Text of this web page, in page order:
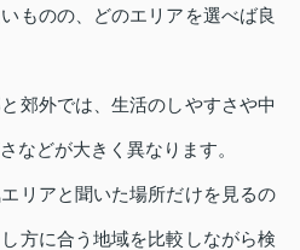
ものの、どのエリアを選べば良
郊外では、生活のしやすさや中
などが大きく異なります。
リアと聞いた場所だけを見るの
方に合う地域を比較しながら検